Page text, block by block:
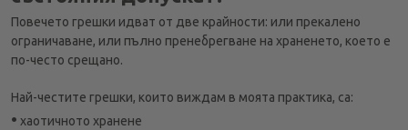
Повечето грешки идват от две крайности: или прекалено
ограничаване, или пълно пренебрегване на храненето, което е
по-често срещано.
Най-честите грешки, които виждам в моята практика, са:
• хаотичното хранене